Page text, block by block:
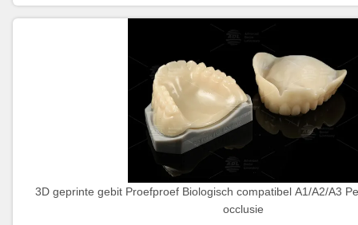
3D geprinte gebit Proefproef Biologisch compatibel A1/A2/A3
occlusie